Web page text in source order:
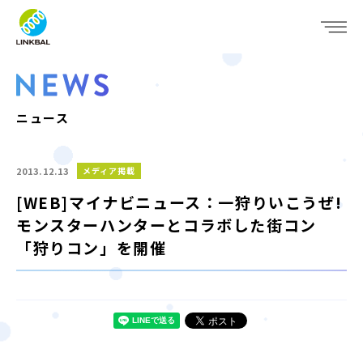
WHO WE ARE
SERVICE
IR
RECRUIT
NEWS
JP
ニュース
2013.12.13 メディア掲載
[WEB]マイナビニュース：一狩りいこうぜ!
モンスターハンターとコラボした街コン
「狩りコン」を開催